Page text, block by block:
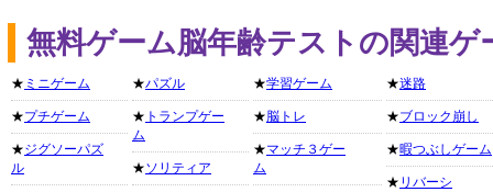
無料ゲーム脳年齢テストの関連ゲ
★ ミニゲーム
★プチゲーム
★ジグソーパズ
ル
★パズル
★ トランプゲー
ム
★ソリティア
★学習ゲーム
★脳トレ
★マッチ３ゲー
ム
★迷路
★ブロック崩し
★暇つぶしゲーム
★ リバーシ